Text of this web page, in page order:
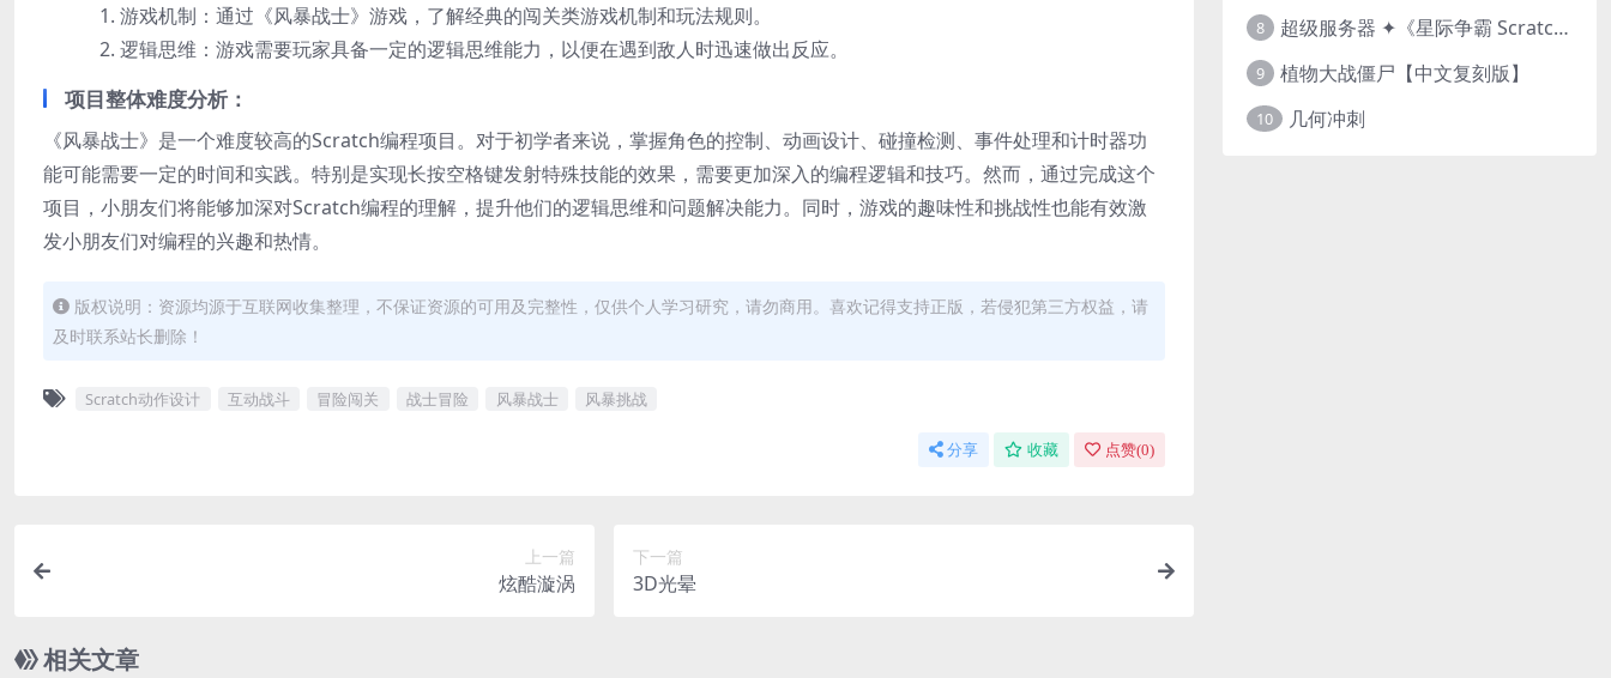
游戏机制：通过《风暴战士》游戏，了解经典的闯关类游戏机制和玩法规则。
逻辑思维：游戏需要玩家具备一定的逻辑思维能力，以便在遇到敌人时迅速做出反应。
项目整体难度分析 ：
《风暴战士》是一个难度较高的Scratch编程项目。对于初学者来说，掌握角色的控制、动画设计、碰撞检测、事件处理和计时器功
能可能需要一定的时间和实践。特别是实现长按空格键发射特殊技能的效果，需要更加深入的编程逻辑和技巧。然而，通过完成这个
项目，小朋友们将能够加深对Scratch编程的理解，提升他们的逻辑思维和问题解决能力。同时，游戏的趣味性和挑战性也能有效激
发小朋友们对编程的兴趣和热情。
版权说明：资源均源于互联网收集整理，不保证资源的可用及完整性，仅供个人学习研究，请勿商用。喜欢记得支持正版，若侵犯第三方权益，请
及时联系站长删除！
Scratch动作设计 互动战斗 冒险闯关 战士冒险 风暴战士 风暴挑战
分享 收藏 点赞(0)
上一篇
炫酷漩涡
下一篇
3D光晕
相关文章
8 超级服务器 ✦《星际争霸 Scratch（经典版本）》
9 植物大战僵尸【中文复刻版】
10 几何冲刺